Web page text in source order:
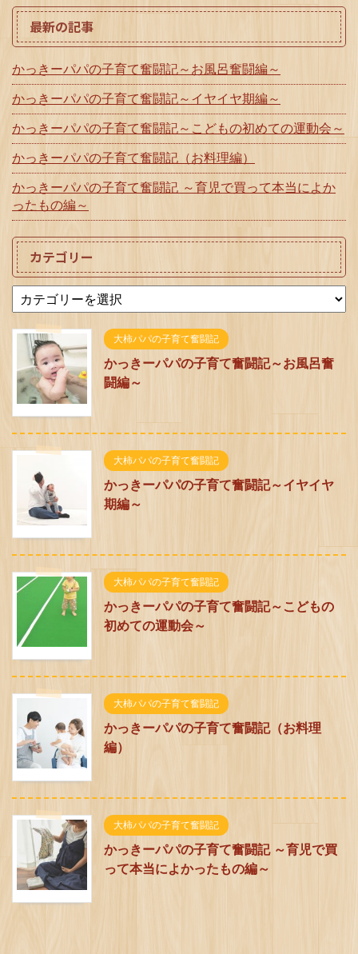
最新の記事
かっきーパパの子育て奮闘記～お風呂奮闘編～
かっきーパパの子育て奮闘記～イヤイヤ期編～
かっきーパパの子育て奮闘記～こどもの初めての運動会～
かっきーパパの子育て奮闘記（お料理編）
かっきーパパの子育て奮闘記 ～育児で買って本当によか
ったもの編～
カテゴリー
大柿パパの子育て奮闘記
かっきーパパの子育て奮闘記～お風呂奮
闘編～
大柿パパの子育て奮闘記
かっきーパパの子育て奮闘記～イヤイヤ
期編～
大柿パパの子育て奮闘記
かっきーパパの子育て奮闘記～こどもの
初めての運動会～
大柿パパの子育て奮闘記
かっきーパパの子育て奮闘記（お料理
編）
大柿パパの子育て奮闘記
かっきーパパの子育て奮闘記 ～育児で買
って本当によかったもの編～